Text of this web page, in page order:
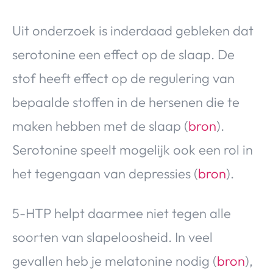
Uit onderzoek is inderdaad gebleken dat
serotonine een effect op de slaap. De
stof heeft effect op de regulering van
bepaalde stoffen in de hersenen die te
maken hebben met de slaap (bron).
Serotonine speelt mogelijk ook een rol in
het tegengaan van depressies (bron).
5-HTP helpt daarmee niet tegen alle
soorten van slapeloosheid. In veel
gevallen heb je melatonine nodig (bron),